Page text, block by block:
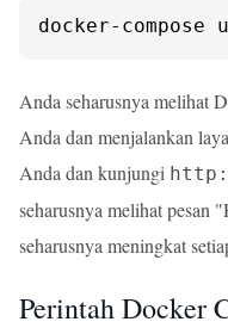
docker-compose
Anda seharusnya melihat
Anda dan menjalankan
Anda dan kunjungi
seharusnya melihat pesan
seharusnya meningkat
Perintah Docker